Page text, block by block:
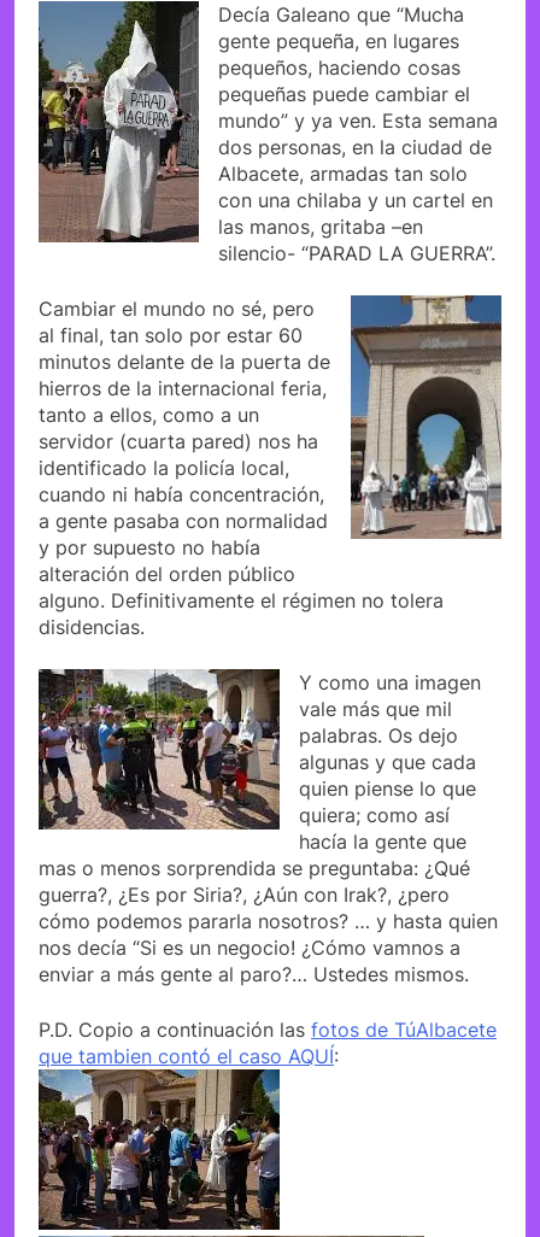
Decía Galeano que “Mucha
gente pequeña, en lugares
pequeños, haciendo cosas
pequeñas puede cambiar el
mundo” y ya ven. Esta semana
dos personas, en la ciudad de
Albacete, armadas tan solo
con una chilaba y un cartel en
las manos, gritaba –en
silencio- “PARAD LA GUERRA”.
Cambiar el mundo no sé, pero
al final, tan solo por estar 60
minutos delante de la puerta de
hierros de la internacional feria,
tanto a ellos, como a un
servidor (cuarta pared) nos ha
identificado la policía local,
cuando ni había concentración,
a gente pasaba con normalidad
y por supuesto no había
alteración del orden público
alguno. Definitivamente el régimen no tolera
disidencias.
Y como una imagen
vale más que mil
palabras. Os dejo
algunas y que cada
quien piense lo que
quiera; como así
hacía la gente que
mas o menos sorprendida se preguntaba: ¿Qué
guerra?, ¿Es por Siria?, ¿Aún con Irak?, ¿pero
cómo podemos pararla nosotros? … y hasta quien
nos decía “Si es un negocio! ¿Cómo vamnos a
enviar a más gente al paro?… Ustedes mismos.
P.D. Copio a continuación las fotos de TúAlbacete
que tambien contó el caso AQUÍ: